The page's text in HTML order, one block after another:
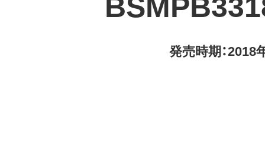
発売時期：2018